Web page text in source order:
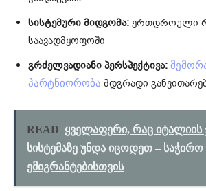
სისტემური მიდგომა: ერთდროული
საავადმყოფოში
გრძელვადიანი პერსპექტივა:
პარტნიორობა მდგრადი
READ ყველაფერი, რაც იტალიის
სისტემაზე უნდა იცოდეთ –
ემიგრანტებისთვის